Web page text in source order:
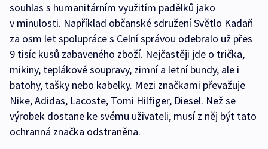
souhlas s humanitárním využitím padělků jako
v minulosti. Například občanské sdružení Světlo Kadaň
za osm let spolupráce s Celní správou odebralo už přes
9 tisíc kusů zabaveného zboží. Nejčastěji jde o trička,
mikiny, teplákové soupravy, zimní a letní bundy, ale i
batohy, tašky nebo kabelky. Mezi značkami převažuje
Nike, Adidas, Lacoste, Tomi Hilfiger, Diesel. Než se
výrobek dostane ke svému uživateli, musí z něj být tato
ochranná značka odstraněna.